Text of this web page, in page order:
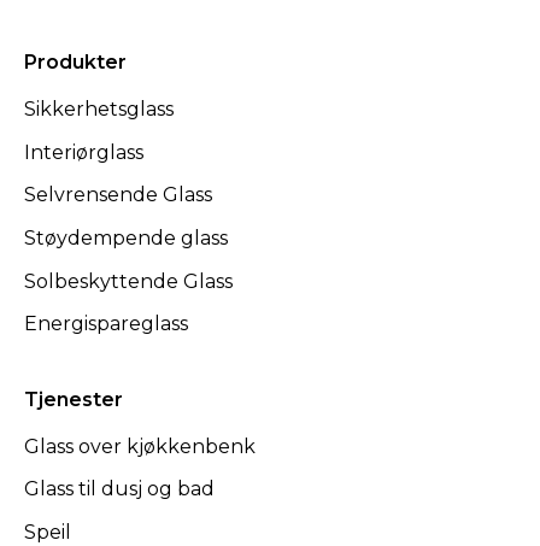
Produkter
Sikkerhetsglass
Interiørglass
Selvrensende Glass
Støydempende glass
Solbeskyttende Glass
Energispareglass
Tjenester
Glass over kjøkkenbenk
Glass til dusj og bad
Speil